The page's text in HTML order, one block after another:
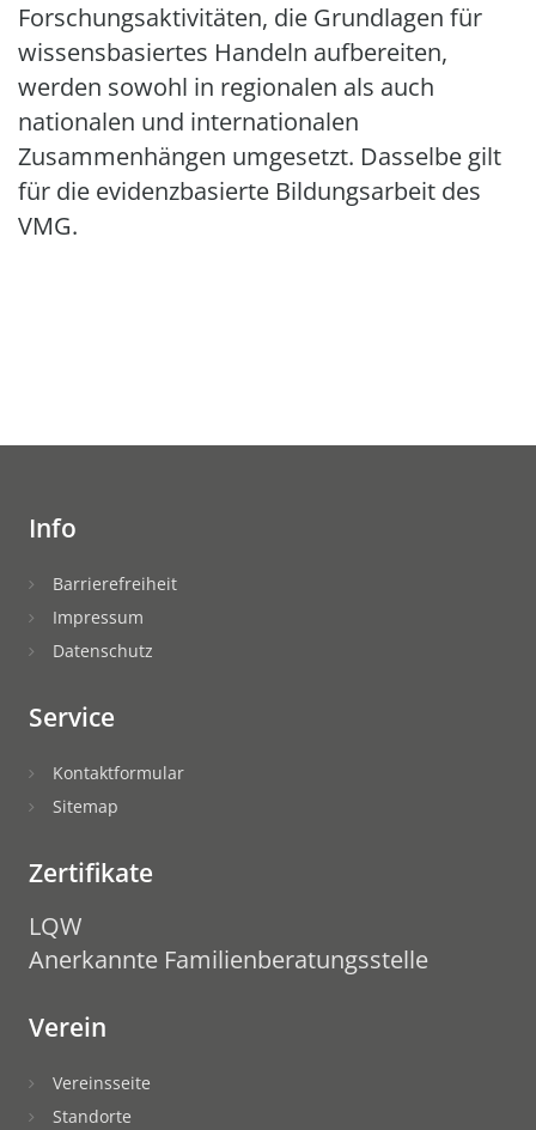
Forschungsaktivitäten, die Grundlagen für
wissensbasiertes Handeln aufbereiten,
werden sowohl in regionalen als auch
nationalen und internationalen
Zusammenhängen umgesetzt. Dasselbe gilt
für die evidenzbasierte Bildungsarbeit des
VMG.
Info
Barrierefreiheit
Impressum
Datenschutz
Service
Kontaktformular
Sitemap
Zertifikate
LQW
Anerkannte Familienberatungsstelle
Verein
Vereinsseite
Standorte